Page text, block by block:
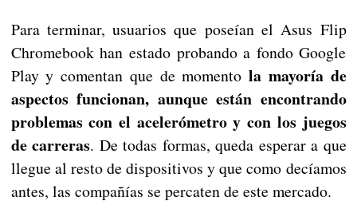
Para terminar, usuarios que poseían el Asus Flip
Chromebook han estado probando a fondo Google
Play y comentan que de momento la mayoría de
aspectos funcionan, aunque están encontrando
problemas con el acelerómetro y con los juegos
de carreras. De todas formas, queda esperar a que
llegue al resto de dispositivos y que como decíamos
antes, las compañías se percaten de este mercado.